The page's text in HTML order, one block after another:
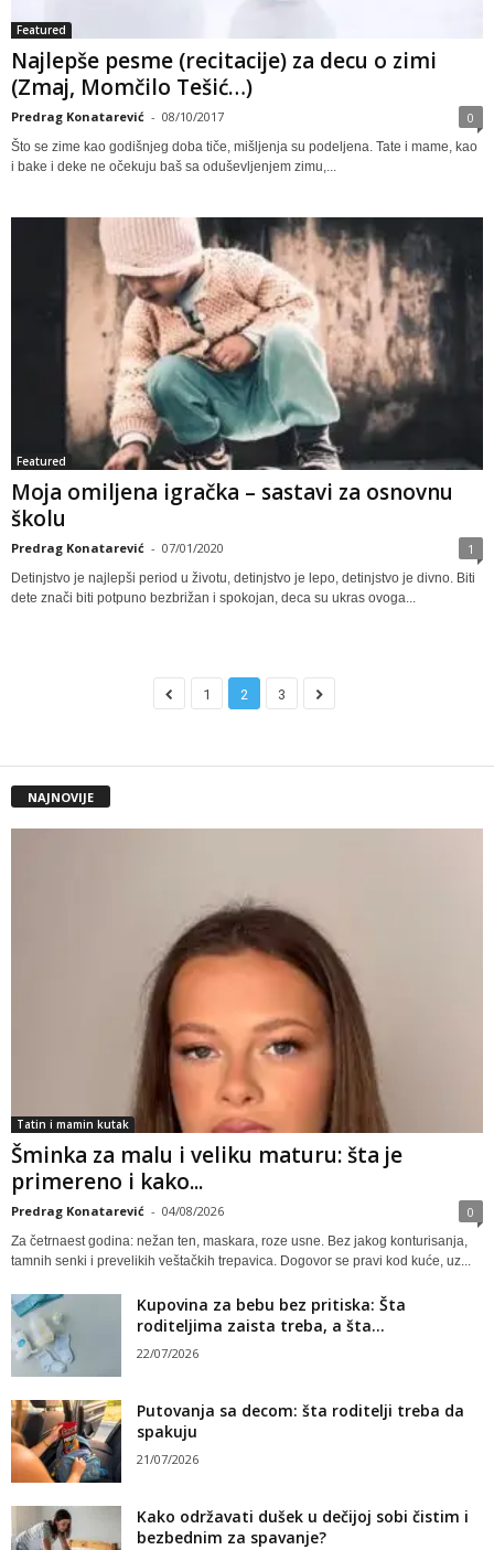
Featured
Najlepše pesme (recitacije) za decu o zimi
(Zmaj, Momčilo Tešić…)
Predrag Konatarević - 08/10/2017 0
Što se zime kao godišnjeg doba tiče, mišljenja su podeljena. Tate i mame, kao
i bake i deke ne očekuju baš sa oduševljenjem zimu,...
Featured
Moja omiljena igračka – sastavi za osnovnu
školu
Predrag Konatarević - 07/01/2020 1
Detinjstvo je najlepši period u životu, detinjstvo je lepo, detinjstvo je divno. Biti
dete znači biti potpuno bezbrižan i spokojan, deca su ukras ovoga...
1 2 3
NAJNOVIJE
Tatin i mamin kutak
Šminka za malu i veliku maturu: šta je
primereno i kako...
Predrag Konatarević - 04/08/2026 0
Za četrnaest godina: nežan ten, maskara, roze usne. Bez jakog konturisanja,
tamnih senki i prevelikih veštačkih trepavica. Dogovor se pravi kod kuće, uz...
Kupovina za bebu bez pritiska: Šta
roditeljima zaista treba, a šta...
22/07/2026
Putovanja sa decom: šta roditelji treba da
spakuju
21/07/2026
Kako održavati dušek u dečijoj sobi čistim i
bezbednim za spavanje?